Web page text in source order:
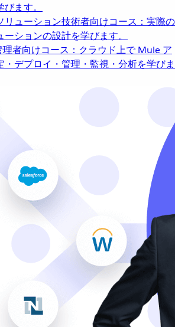
ます。
リューション技術者向けコース：実際の
ションの設計を学びます。
理者向けコース：クラウド上で Mule ア
・デプロイ・管理・監視・分析を学びま